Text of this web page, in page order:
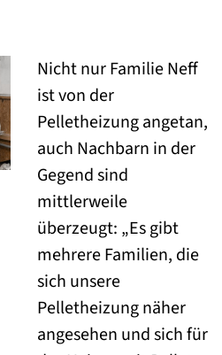
Nicht nur Familie Neff
ist von der
Pelletheizung angetan,
auch Nachbarn in der
Gegend sind
mittlerweile
überzeugt: „Es gibt
mehrere Familien, die
sich unsere
Pelletheizung näher
angesehen und sich für